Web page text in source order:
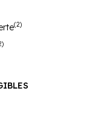
(2)